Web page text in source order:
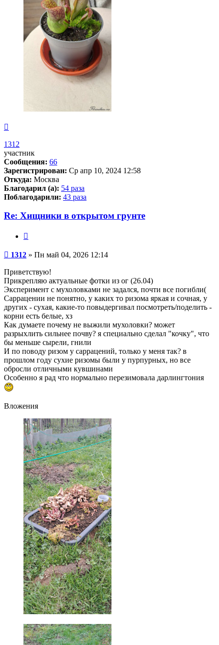
началу
1312
участник
Сообщения: 66
Зарегистрирован: Ср апр 10, 2024 12:58
Откуда: Москва
Благодарил (а): 54 раза
Поблагодарили: 43 раза
Re: Хищники в открытом грунте
Сообщение
1312 » Пн май 04, 2026 12:14
Приветствую!
Прикрепляю актуальные фотки из ог (26.04)
Эксперимент с мухоловками не задался, почти все погибли(
Саррацении не понятно, у каких то ризома яркая и сочная, у
других - сухая, какие-то повыдергивал посмотреть/поделить -
корни есть белые, хз
Как думаете почему не выжили мухоловки? может
разрыхлить сильнее почву? я специально сделал "кочку", что
бы меньше сырели, гнили
И по поводу ризом у саррацений, только у меня так? в
прошлом году сухие ризомы были у пурпурных, но все
обросли отличными кувшинами
Особенно я рад что нормально перезимовала дарлингтония
Вложения